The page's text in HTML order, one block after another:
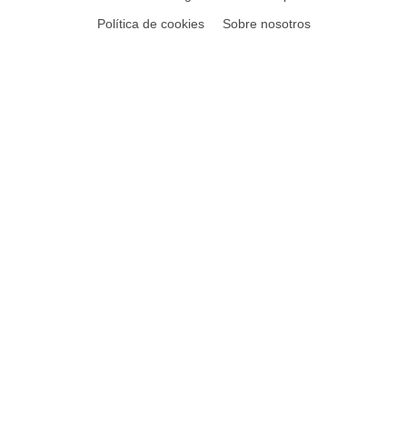
Política de cookies
Sobre nosotros